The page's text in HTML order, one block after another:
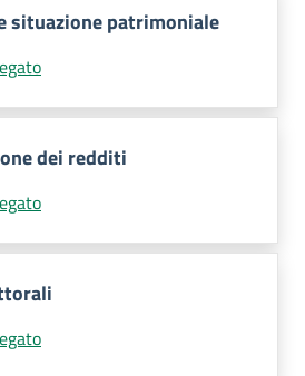
situazione patrimoniale
dei redditi